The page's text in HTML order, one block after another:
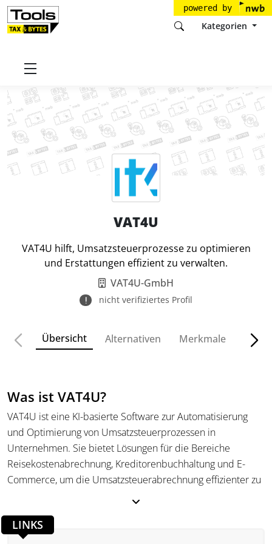
powered by
Kategorien
Startseite
VAT4U
VAT4U hilft, Umsatzsteuerprozesse zu optimieren
und Erstattungen effizient zu verwalten.
VAT4U-GmbH
nicht verifiziertes Profil
Übersicht Alternativen Merkmale
Was ist VAT4U?
VAT4U ist eine KI-basierte Software zur Automatisierung
und Optimierung von Umsatzsteuerprozessen in
Unternehmen. Sie bietet Lösungen für die Bereiche
Reisekostenabrechnung, Kreditorenbuchhaltung und E-
Commerce, um die Umsatzsteuerabrechnung effizienter zu
Verwaltung von Umsatzsteueraufgaben durch Experten.
LINKS